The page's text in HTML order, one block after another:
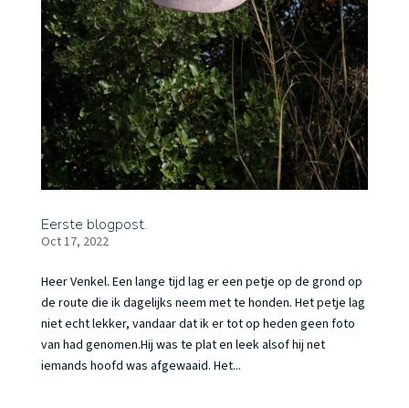
Eerste blogpost.
Oct 17, 2022
Heer Venkel. Een lange tijd lag er een petje op de grond op
de route die ik dagelijks neem met te honden. Het petje lag
niet echt lekker, vandaar dat ik er tot op heden geen foto
van had genomen.Hij was te plat en leek alsof hij net
iemands hoofd was afgewaaid. Het...